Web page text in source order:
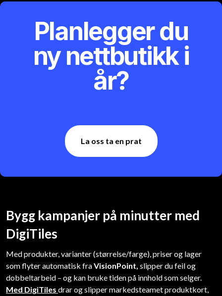
Planlegger du
ny nettbutikk i
år?
La oss ta en prat
Bygg kampanjer på minutter med
DigiTiles
Med produkter, varianter (størrelse/farge), priser og lager
som flyter automatisk fraVisionPoint, slipper du feil og
dobbeltarbeid – og kan bruke tiden på innhold som selger.
Med DigiTiles drar og slipper markedsteamet produktkort,